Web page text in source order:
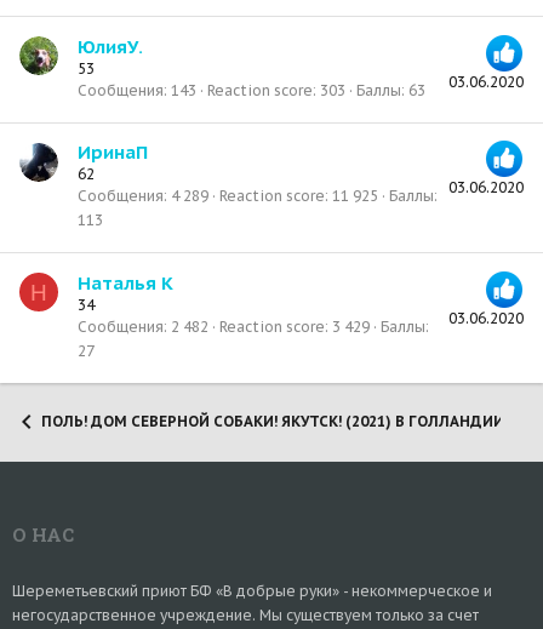
03.06.2020
ЮлияУ.
53
Сообщения 143 Reaction score 303 Баллы 63
03.06.2020
ИринаП
62
Сообщения 4 289 Reaction score 11 925
Баллы
113
Н
03.06.2020
Наталья К
34
Сообщения 2 482 Reaction score 3 429
Баллы
27
ПОЛЬ! ДОМ СЕВЕРНОЙ СОБАКИ! ЯКУТСК! (2021) В ГОЛЛАНДИИ!
О НАС
Шереметьевский приют БФ «В добрые руки» - некоммерческое и
негосударственное учреждение. Мы существуем только за счет